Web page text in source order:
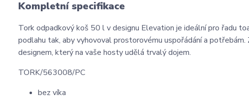
Kompletní specifikace
Tork odpadkový koš 50 l v designu Elevation je ideální pro řadu
podlahu tak, aby vyhovoval prostorovému uspořádání a
designem, který na vaše hosty udělá trvalý dojem.
TORK/563008/PC
bez víka